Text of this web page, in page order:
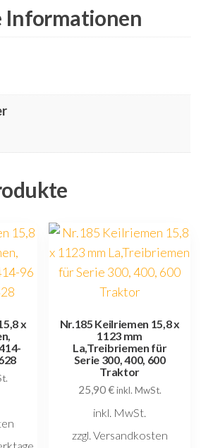
Informationen
x
Nr.185 Keilriemen 15,8 x
1123 mm
La,Treibriemen für
Serie 300, 400, 600
Traktor
25,90€ inkl. MwSt.
inkl. MwSt.
zzgl. Versandkosten